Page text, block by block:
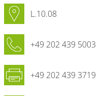
L.10.08
+49 202 439 5003
+49 202 439 3719